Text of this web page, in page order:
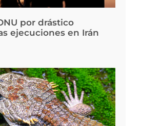
por drástico
ejecuciones en Irán